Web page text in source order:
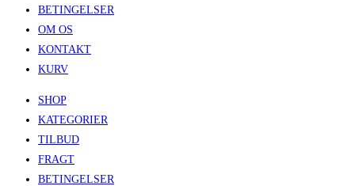
BETINGELSER
OM OS
KONTAKT
KURV
SHOP
KATEGORIER
TILBUD
FRAGT
BETINGELSER